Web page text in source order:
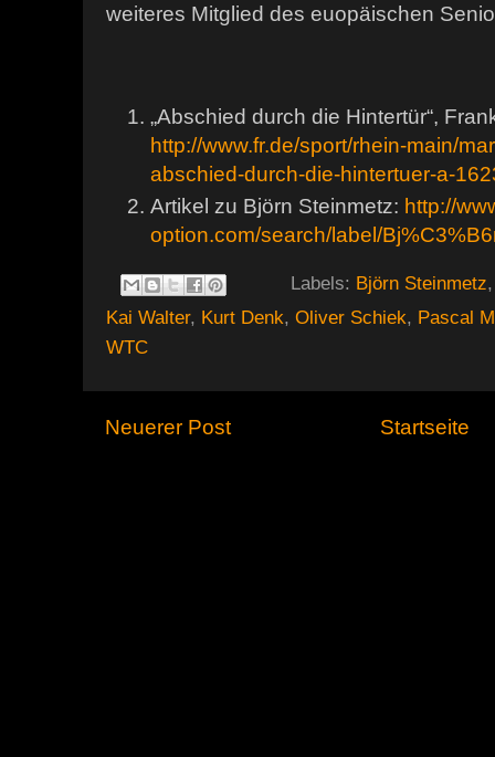
weiteres Mitglied des euopäischen
„Abschied durch die Hintertür“,
http://www.fr.de/sport/rhein-main/
abschied-durch-die-hintertuer-a-
Artikel zu Björn Steinmetz: http://
option.com/search/label/
Labels: Björn Steinmetz
Kai Walter, Kurt Denk, Oliver Schiek, Pascal
WTC
Neuerer Post Startseite